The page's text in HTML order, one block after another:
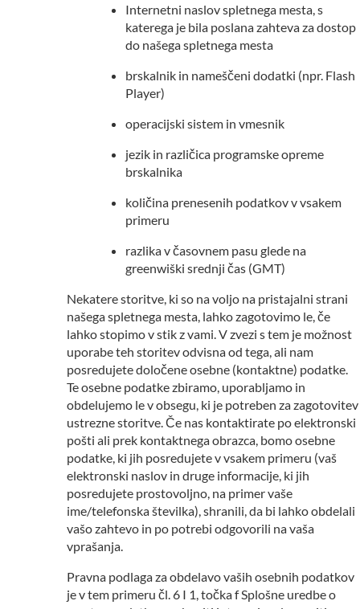
Internetni naslov spletnega mesta, s
katerega je bila poslana zahteva za dostop
do našega spletnega mesta
brskalnik in nameščeni dodatki (npr. Flash
Player)
operacijski sistem in vmesnik
jezik in različica programske opreme
brskalnika
količina prenesenih podatkov v vsakem
primeru
razlika v časovnem pasu glede na
greenwiški srednji čas (GMT)
Nekatere storitve, ki so na voljo na pristajalni strani
našega spletnega mesta, lahko zagotovimo le, če
lahko stopimo v stik z vami. V zvezi s tem je možnost
uporabe teh storitev odvisna od tega, ali nam
posredujete določene osebne (kontaktne) podatke.
Te osebne podatke zbiramo, uporabljamo in
obdelujemo le v obsegu, ki je potreben za zagotovitev
ustrezne storitve. Če nas kontaktirate po elektronski
pošti ali prek kontaktnega obrazca, bomo osebne
podatke, ki jih posredujete v vsakem primeru (vaš
elektronski naslov in druge informacije, ki jih
posredujete prostovoljno, na primer vaše
ime/telefonska številka), shranili, da bi lahko obdelali
vašo zahtevo in po potrebi odgovorili na vaša
vprašanja.
Pravna podlaga za obdelavo vaših osebnih podatkov
je v tem primeru čl. 6 I 1, točka f Splošne uredbe o